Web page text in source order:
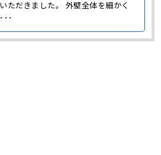
ただきました。 外壁全体を細かく
･･